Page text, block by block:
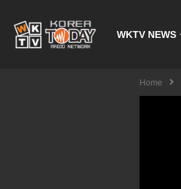
WKTV NEWS
Home